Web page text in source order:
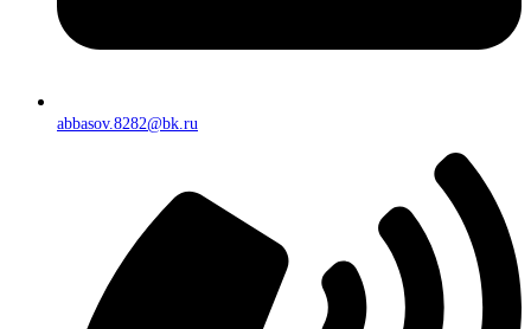
abbasov.8282@bk.ru